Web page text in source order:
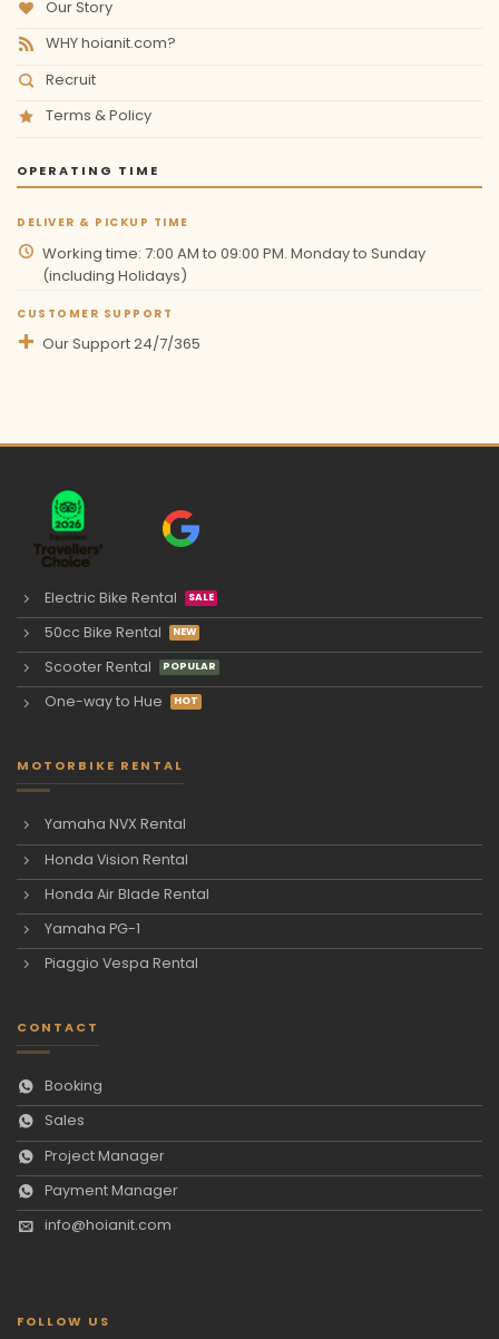
Our Story
WHY hoianit.com?
Recruit
Terms & Policy
OPERATING TIME
DELIVER & PICKUP TIME
Working time: 7:00 AM to 09:00 PM. Monday to Sunday
(including Holidays)
CUSTOMER SUPPORT
Our Support 24/7/365
Electric Bike Rental
50cc Bike Rental
Scooter Rental
One-way to Hue
MOTORBIKE RENTAL
Yamaha NVX Rental
Honda Vision Rental
Honda Air Blade Rental
Yamaha PG-1
Piaggio Vespa Rental
CONTACT
Booking
Sales
Project Manager
Payment Manager
info@hoianit.com
FOLLOW US